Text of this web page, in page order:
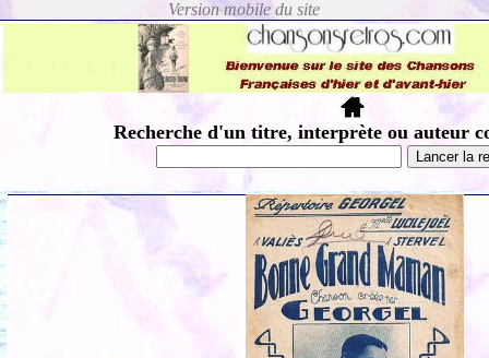
Recherche d'un titre, interprète ou auteur